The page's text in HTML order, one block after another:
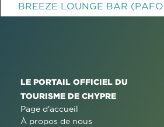
BREEZE LOUNGE BAR
LE PORTAIL OFFICIEL DU
TOURISME DE CHYPRE
Page d'accueil
À propos de nous